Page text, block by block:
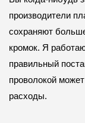
производители
сохраняют
кромок. Я
правильный
проволокой
расходы.